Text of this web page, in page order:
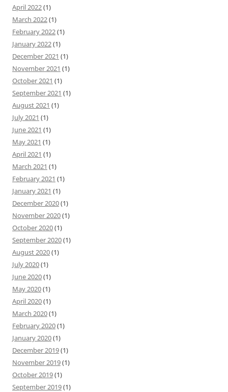
April 2022(1)
March 2022(1)
February 2022(1)
January 2022(1)
December 2021 (1)
November 2021 (1)
October 2021 (1)
September 2021 (1)
August 2021 (1)
July 2021 (1)
June 2021 (1)
May 2021 (1)
April 2021 (1)
March 2021 (1)
February 2021 (1)
January 2021 (1)
December 2020(1)
November 2020(1)
October 2020(1)
September 2020(1)
August 2020(1)
July 2020(1)
June 2020(1)
May 2020(1)
April 2020(1)
March 2020(1)
February 2020(1)
January 2020(1)
December 2019(1)
November 2019(1)
October 2019(1)
September 2019(1)